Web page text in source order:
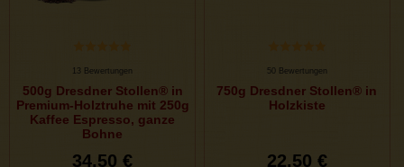
13 Bewertungen
500g Dresdner Stollen® in
Premium-Holztruhe mit 250g
Kaffee Espresso, ganze
Bohne
34,50 €
50 Bewertungen
750g Dresdner Stollen® in
Holzkiste
22,50 €